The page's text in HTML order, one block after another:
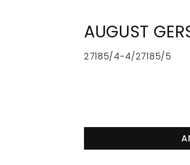
AUGUST
27185/4-4/27185/5